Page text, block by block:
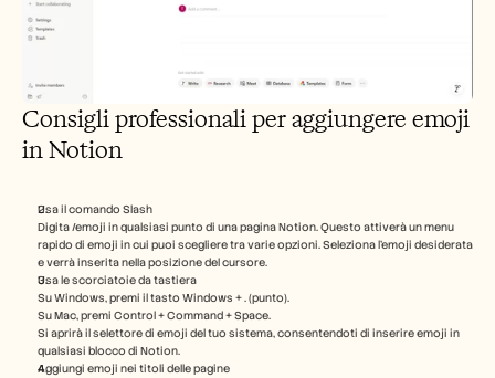
Consigli professionali per aggiungere emoji
in Notion
Usa il comando Slash
Digita /emoji in qualsiasi punto di una pagina Notion. Questo attiverà un menu
rapido di emoji in cui puoi scegliere tra varie opzioni. Seleziona l’emoji desiderata
e verrà inserita nella posizione del cursore.
Usa le scorciatoie da tastiera
Su Windows, premi il tasto Windows + . (punto).
Su Mac, premi Control + Command + Space.
Si aprirà il selettore di emoji del tuo sistema, consentendoti di inserire emoji in
qualsiasi blocco di Notion.
Aggiungi emoji nei titoli delle pagine